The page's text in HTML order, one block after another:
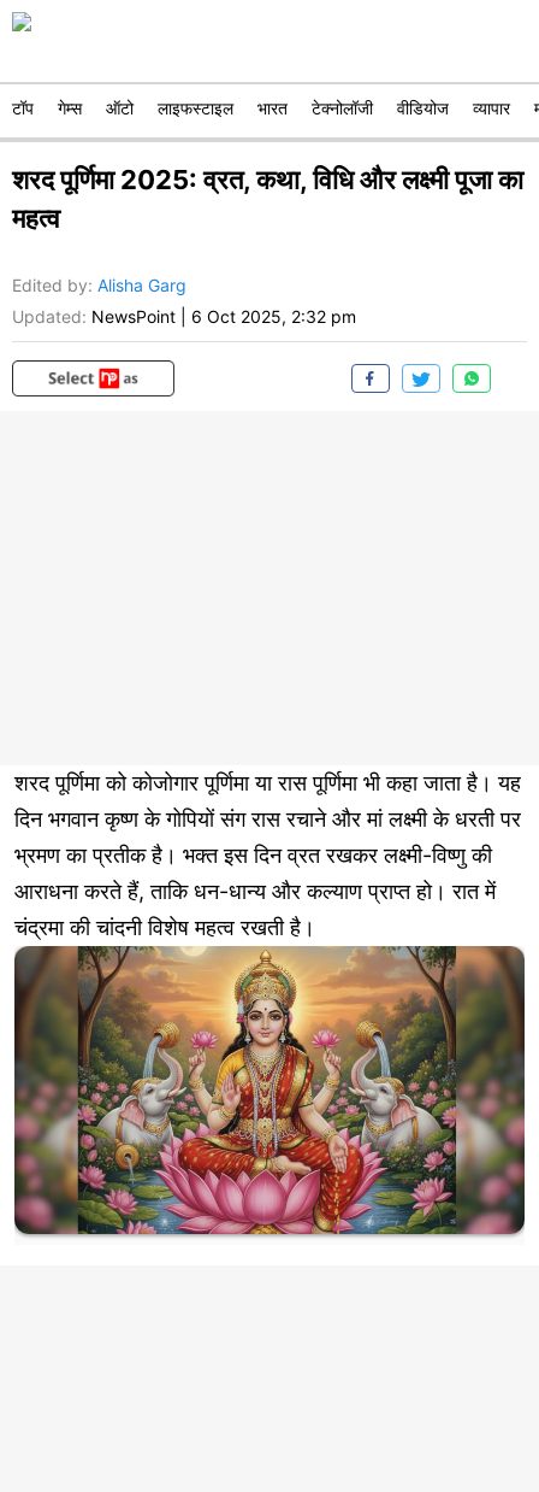
टॉप गेम्स ऑटो लाइफस्टाइल भारत टेक्नोलॉजी वीडियोज व्यापार
शरद पूर्णिमा 2025: व्रत, कथा, विधि और लक्ष्मी पूजा का
महत्व
Edited by: Alisha Garg
Updated: NewsPoint 6 Oct 2025, 2:32 pm
शरद पूर्णिमा को कोजोगार पूर्णिमा या रास पूर्णिमा भी कहा जाता है। यह
दिन भगवान कृष्ण के गोपियों संग रास रचाने और मां लक्ष्मी के धरती पर
भ्रमण का प्रतीक है। भक्त इस दिन व्रत रखकर लक्ष्मी-विष्णु की
आराधना करते हैं, ताकि धन-धान्य और कल्याण प्राप्त हो। रात में
चंद्रमा की चांदनी विशेष महत्व रखती है।